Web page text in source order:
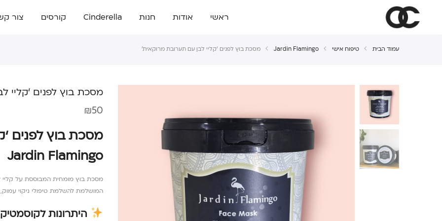
ראשי אודות חנות Cinderella קורסים צור
עמוד הבית טיפוח אישי Jardin Flamingo מסכת בוץ לפנים ‘קליי לבן עם תערובת מרוקאית’
מסכת בוץ לפנים ‘קליי
₪50
מסכת בוץ לפנים
Jardin Flamingo
המושלמת להשלמת טיפולי ניקוי
היתרונות